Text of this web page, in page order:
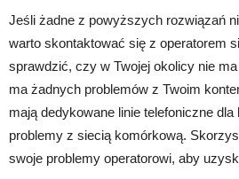
Jeśli żadne z powyższych rozwiązań
warto skontaktować się z operatorem
sprawdzić, czy w Twojej okolicy nie
ma żadnych problemów z Twoim
mają dedykowane linie telefoniczne
problemy z siecią komórkową.
swoje problemy operatorowi, aby